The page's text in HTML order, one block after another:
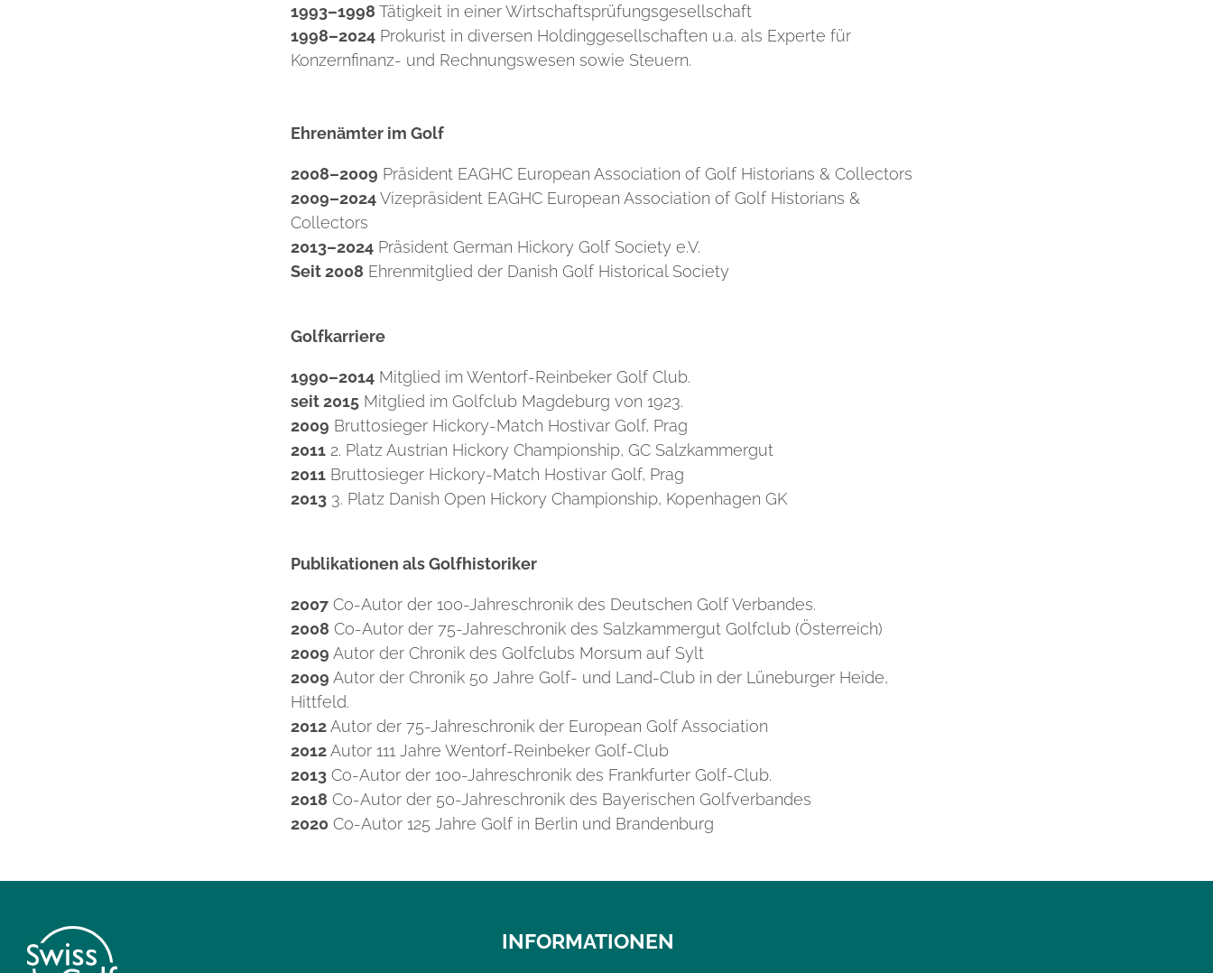
1993–1998 Tätigkeit in einer Wirtschaftsprüfungsgesellschaft
1998–2024 Prokurist in diversen Holdinggesellschaften u.a. als Experte für
Konzernfinanz- und Rechnungswesen sowie Steuern.
Ehrenämter im Golf
2008–2009 Präsident EAGHC European Association of Golf Historians & Collectors
2009–2024Vizepräsident EAGHC European Association of Golf Historians &
Collectors
2013–2024 Präsident German Hickory Golf Society e.V.
Seit 2008 Ehrenmitglied der Danish Golf Historical Society
Golfkarriere
1990–2014 Mitglied im Wentorf-Reinbeker Golf Club.
seit 2015 Mitglied im Golfclub Magdeburg von 1923.
2009 Bruttosieger Hickory-Match Hostivar Golf, Prag
2011 2. Platz Austrian Hickory Championship, GC Salzkammergut
2011 Bruttosieger Hickory-Match Hostivar Golf, Prag
2013 3. Platz Danish Open Hickory Championship, Kopenhagen GK
Publikationen als Golfhistoriker
2007 Co-Autor der 100-Jahreschronik des Deutschen Golf Verbandes.
2008 Co-Autor der 75-Jahreschronik des Salzkammergut Golfclub (Österreich)
2009 Autor der Chronik des Golfclubs Morsum auf Sylt
2009 Autor der Chronik 50 Jahre Golf- und Land-Club in der Lüneburger Heide,
Hittfeld.
2012Autor der 75-Jahreschronik der European Golf Association
2012Autor 111 Jahre Wentorf-Reinbeker Golf-Club
2013 Co-Autor der 100-Jahreschronik des Frankfurter Golf-Club.
2018 Co-Autor der 50-Jahreschronik des Bayerischen Golfverbandes
2020 Co-Autor 125 Jahre Golf in Berlin und Brandenburg
INFORMATIONEN